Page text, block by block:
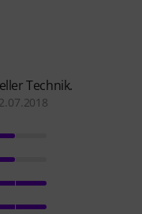
Technik.